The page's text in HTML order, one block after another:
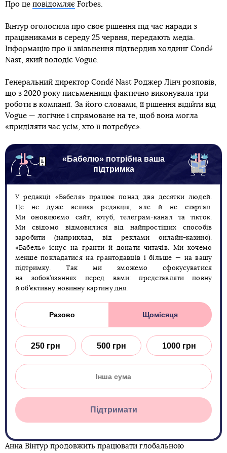
Про це повідомляє Forbes.
Вінтур оголосила про своє рішення під час наради з
працівниками в середу 25 червня, передають медіа.
Інформацію про її звільнення підтвердив холдинг Condé
Nast, який володіє Vogue.
Генеральний директор Condé Nast Роджер Лінч розповів,
що з 2020 року письменниця фактично виконувала три
роботи в компанії. За його словами, її рішення відійти від
Vogue — логічне і спрямоване на те, щоб вона могла
«приділяти час усім, хто її потребує».
«Бабелю» потрібна ваша
підтримка
У редакції «Бабеля» працює понад два десятки людей.
Це не дуже велика редакція, але й не стартап.
Ми оновлюємо сайт, ютуб, телеграм-канал та тікток.
Ми свідомо відмовилися від найпростіших способів
заробити (наприклад, від реклами онлайн-казино).
«Бабель» існує на гранти й донати читачів. Ми хочемо
менше покладатися на грантодавців і більше — на вашу
підтримку. Так ми зможемо сфокусуватися
на зобов’язаннях перед вами: представляти повну
й об’єктивну новинну картину дня.
Разово Щомісяця
250 грн 500 грн 1000 грн
Підтримати
Анна Вінтур продовжить працювати глобальною